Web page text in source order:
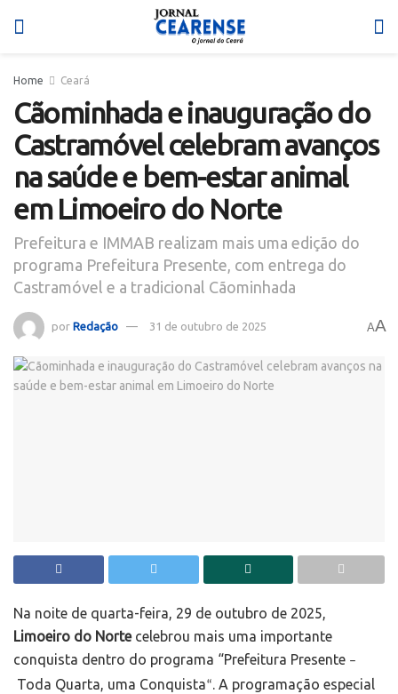
Home Ceará
Cãominhada e inauguração do
Castramóvel celebram avanços
na saúde e bem-estar animal
em Limoeiro do Norte
Prefeitura e IMMAB realizam mais uma edição do
programa Prefeitura Presente, com entrega do
Castramóvel e a tradicional Cãominhada
por Redação 31 de outubro de 2025 AA
Na noite de quarta-feira, 29 de outubro de 2025,
Limoeiro do Nortecelebrou mais uma importante
conquista dentro do programa “Prefeitura Presente –
Toda Quarta, uma Conquista“. A programação especial